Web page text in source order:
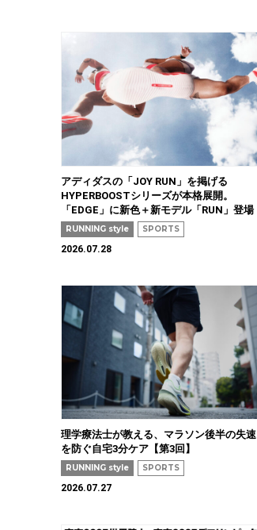
アディダスの「JOY RUN」を掲げる
HYPERBOOSTシリーズが本格展開。
「EDGE」に新色＋新モデル「RUN」登場
RUNNING style SPORTS
2026.07.28
理学療法士が教える、マラソン後半の失速
を防ぐ自宅3分ケア【第3回】
RUNNING style SPORTS
2026.07.27